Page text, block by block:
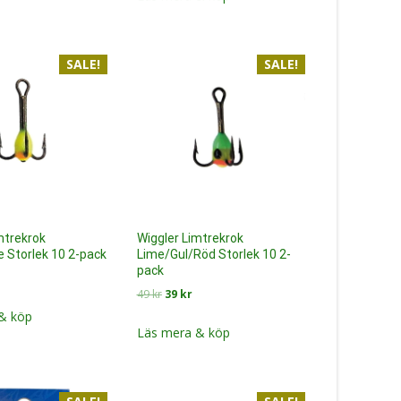
SALE!
Storlek 10 2-pack
köp
SALE!
Wiggler Limtrekrok
Lime/Gul/Röd Storlek 10 2-
pack
49kr Det
priset
39 krDet
priset
Läs mera & köp